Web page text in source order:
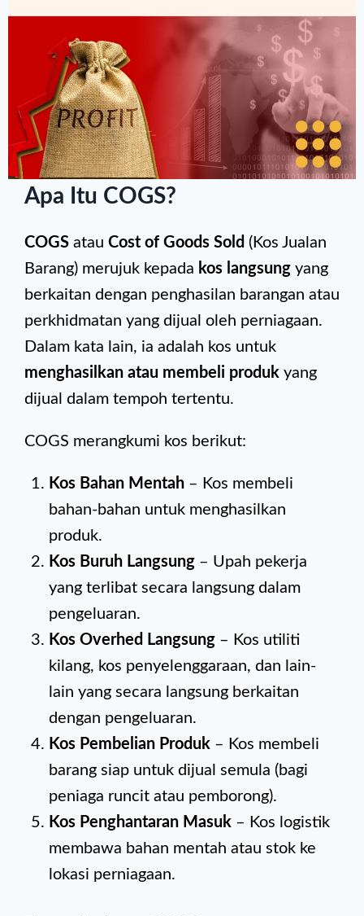
Apa Itu COGS?
COGS atau Cost of Goods Sold (Kos Jualan
Barang) merujuk kepada kos langsung yang
berkaitan dengan penghasilan barangan atau
perkhidmatan yang dijual oleh perniagaan.
Dalam kata lain, ia adalah kos untuk
menghasilkan atau membeli produk yang
dijual dalam tempoh tertentu.
COGS merangkumi kos berikut:
Kos Bahan Mentah – Kos membeli
bahan-bahan untuk menghasilkan
produk.
Kos Buruh Langsung – Upah pekerja
yang terlibat secara langsung dalam
pengeluaran.
Kos Overhed Langsung – Kos utiliti
kilang, kos penyelenggaraan, dan lain-
lain yang secara langsung berkaitan
dengan pengeluaran.
Kos Pembelian Produk – Kos membeli
barang siap untuk dijual semula (bagi
peniaga runcit atau pemborong).
Kos Penghantaran Masuk – Kos logistik
membawa bahan mentah atau stok ke
lokasi perniagaan.